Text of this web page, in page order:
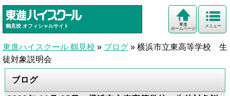
鶴見校 オフィシャルサイト メニュー
東進
ホームページ
東進ハイスクール 鶴見校 » ブログ » 横浜市立東高等学校 生
徒対象説明会
ブログ